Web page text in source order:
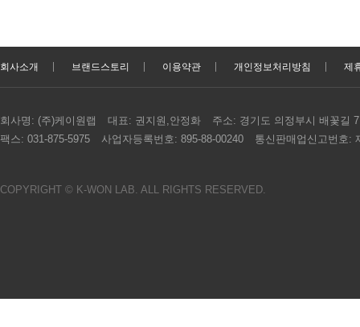
회사소개 브랜드스토리 이용약관 개인정보처리방침 제
회사명: (주)케이원랩 대표: 권지원,안정화 주소: 경기도 의정부시 배꽃길
팩스: 031-875-5975 사업자등록번호: 895-88-00240 통신판매업신고번호:
COPYRIGHT © K-WON LAB. ALL RIGHTS RESERVED.